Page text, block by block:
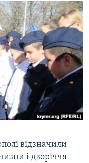
відзначили
і дворіччя